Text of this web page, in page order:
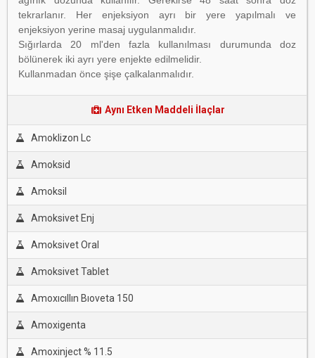
tekrarlanır. Her enjeksiyon ayrı bir yere yapılmalı ve
enjeksiyon yerine masaj uygulanmalıdır.
Sığırlarda 20 ml'den fazla kullanılması durumunda doz
bölünerek iki ayrı yere enjekte edilmelidir.
Kullanmadan önce şişe çalkalanmalıdır.
Aynı Etken Maddeli İlaçlar
Amoklizon Lc
Amoksid
Amoksil
Amoksivet Enj
Amoksivet Oral
Amoksivet Tablet
Amoxıcıllın Bıoveta 150
Amoxigenta
Amoxinject % 11.5